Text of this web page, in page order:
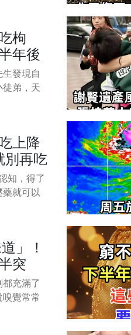
驚的消
證實。
臥床的黎
枸
年後
住」
發現自
徒弟，天
。 一開
先生那
，王先生
近在備
料的時候
量。
上降
別再吃
險
知，得了
就可以
注意。
醫院，
，還罹
置疑，他
」！
突
.死，
意！
充滿了
覺常常
智偉近